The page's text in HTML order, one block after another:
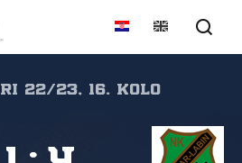
22/23, 16. kolo